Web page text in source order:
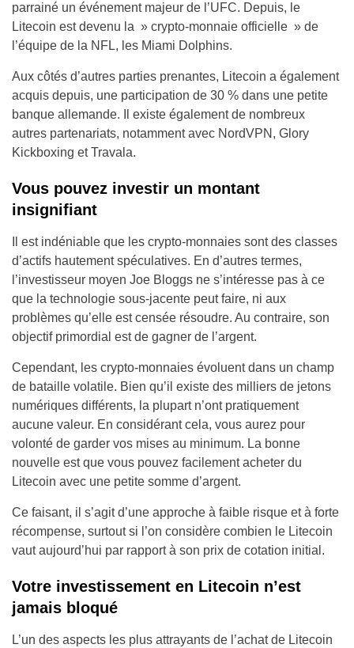
parrainé un événement majeur de l’UFC. Depuis, le
Litecoin est devenu la » crypto-monnaie officielle » de
l’équipe de la NFL, les Miami Dolphins.
Aux côtés d’autres parties prenantes, Litecoin a également
acquis depuis, une participation de 30 % dans une petite
banque allemande. Il existe également de nombreux
autres partenariats, notamment avec NordVPN, Glory
Kickboxing et Travala.
Vous pouvez investir un montant
insignifiant
Il est indéniable que les crypto-monnaies sont des classes
d’actifs hautement spéculatives. En d’autres termes,
l’investisseur moyen Joe Bloggs ne s’intéresse pas à ce
que la technologie sous-jacente peut faire, ni aux
problèmes qu’elle est censée résoudre. Au contraire, son
objectif primordial est de gagner de l’argent.
Cependant, les crypto-monnaies évoluent dans un champ
de bataille volatile. Bien qu’il existe des milliers de jetons
numériques différents, la plupart n’ont pratiquement
aucune valeur. En considérant cela, vous aurez pour
volonté de garder vos mises au minimum. La bonne
nouvelle est que vous pouvez facilement acheter du
Litecoin avec une petite somme d’argent.
Ce faisant, il s’agit d’une approche à faible risque et à forte
récompense, surtout si l’on considère combien le Litecoin
vaut aujourd’hui par rapport à son prix de cotation initial.
Votre investissement en Litecoin n’est
jamais bloqué
L’un des aspects les plus attrayants de l’achat de Litecoin